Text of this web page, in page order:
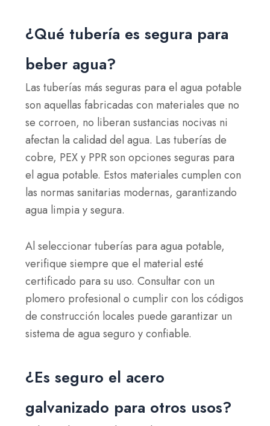
¿Qué tubería es segura para
beber agua?
Las tuberías más seguras para el agua potable
son aquellas fabricadas con materiales que no
se corroen, no liberan sustancias nocivas ni
afectan la calidad del agua. Las tuberías de
cobre, PEX y PPR son opciones seguras para
el agua potable. Estos materiales cumplen con
las normas sanitarias modernas, garantizando
agua limpia y segura.
Al seleccionar tuberías para agua potable,
verifique siempre que el material esté
certificado para su uso. Consultar con un
plomero profesional o cumplir con los códigos
de construcción locales puede garantizar un
sistema de agua seguro y confiable.
¿Es seguro el acero
galvanizado para otros usos?